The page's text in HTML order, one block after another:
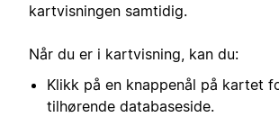
kartvisningen samtidig.
Når du er i kartvisning, kan du:
Klikk på en knappenål på kartet
tilhørende databaseside.